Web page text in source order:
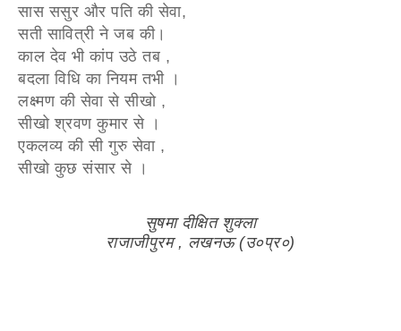
सास ससुर और पति की सेवा,
सती सावित्री ने जब की।
काल देव भी कांप उठे तब ,
बदला विधि का नियम तभी ।
लक्ष्मण की सेवा से सीखो ,
सीखो श्रवण कुमार से ।
एकलव्य की सी गुरु सेवा ,
सीखो कुछ संसार से ।
सुषमा दीक्षित शुक्ला
राजाजीपुरम , लखनऊ (उ०प्र०)